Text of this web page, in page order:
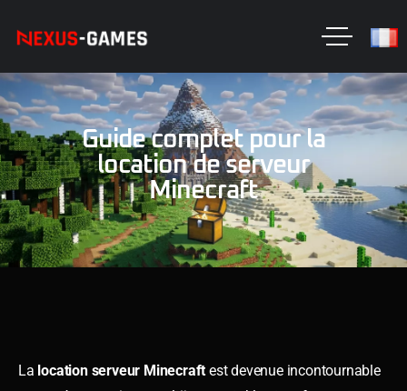
Guide complet pour la
location de serveur
Minecraft
La location serveur Minecraft est devenue incontournable